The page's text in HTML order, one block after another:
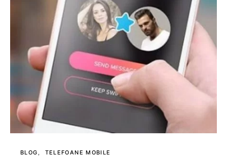
BLOG TELEFOANE MOBILE